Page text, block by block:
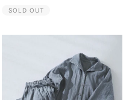
SOLD OUT